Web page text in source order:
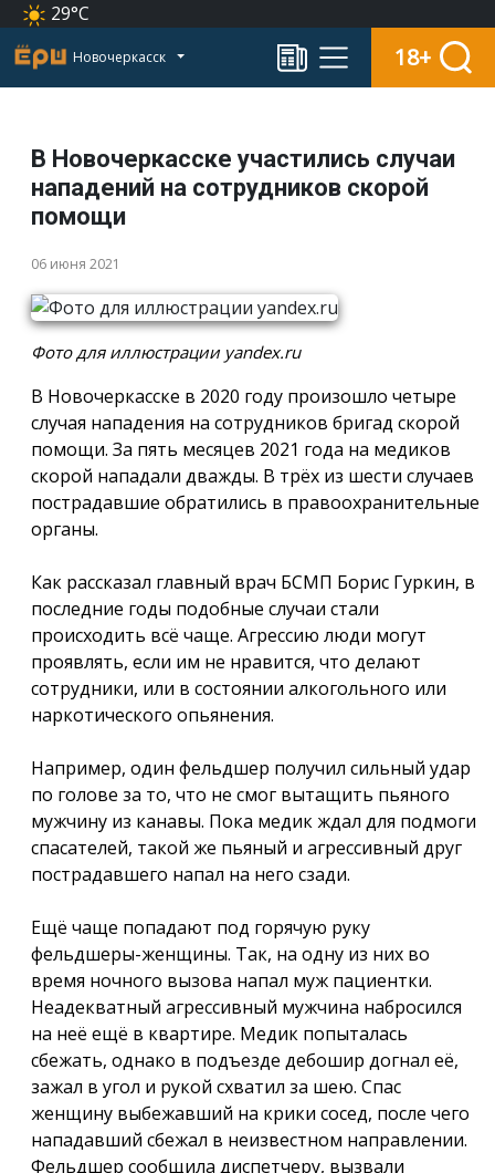
29°C
Новочеркасск 18+
В Новочеркасске участились случаи
нападений на сотрудников скорой
помощи
06 июня 2021
Фото для иллюстрации yandex.ru
В Новочеркасске в 2020 году произошло четыре
случая нападения на сотрудников бригад скорой
помощи. За пять месяцев 2021 года на медиков
скорой нападали дважды. В трёх из шести случаев
пострадавшие обратились в правоохранительные
органы.
Как рассказал главный врач БСМП Борис Гуркин, в
последние годы подобные случаи стали
происходить всё чаще. Агрессию люди могут
проявлять, если им не нравится, что делают
сотрудники, или в состоянии алкогольного или
наркотического опьянения.
Например, один фельдшер получил сильный удар
по голове за то, что не смог вытащить пьяного
мужчину из канавы. Пока медик ждал для подмоги
спасателей, такой же пьяный и агрессивный друг
пострадавшего напал на него сзади.
Ещё чаще попадают под горячую руку
фельдшеры-женщины. Так, на одну из них во
время ночного вызова напал муж пациентки.
Неадекватный агрессивный мужчина набросился
на неё ещё в квартире. Медик попыталась
сбежать, однако в подъезде дебошир догнал её,
зажал в угол и рукой схватил за шею. Спас
женщину выбежавший на крики сосед, после чего
нападавший сбежал в неизвестном направлении.
Фельдшер сообщила диспетчеру, вызвали